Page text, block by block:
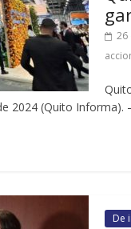
26
2024 (Quito Informa).
De